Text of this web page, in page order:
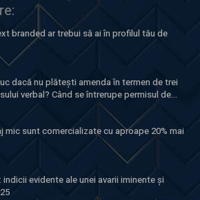
branded ar trebui să ai în profilul tău de
dacă nu plătești amenda în termen de trei
verbal? Când se întrerupe permisul de...
mic sunt comercializate cu aproape 20% mai
evidente ale unei avarii iminente și